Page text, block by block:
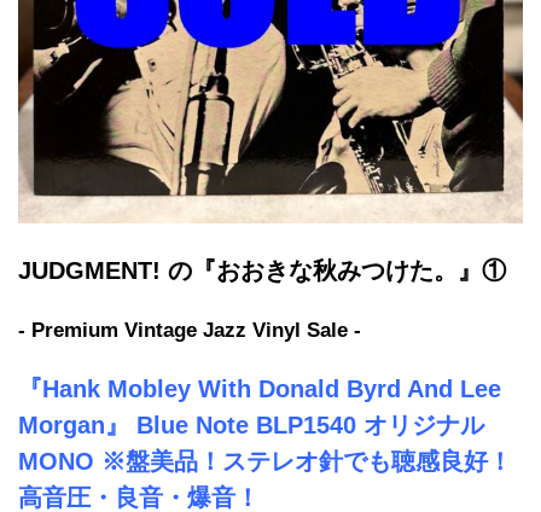
JUDGMENT! の『おおきな秋みつけた。』①
- Premium Vintage Jazz Vinyl Sale -
『Hank Mobley With Donald Byrd And Lee
Morgan』 Blue Note BLP1540 オリジナル
MONO ※盤美品！ステレオ針でも聴感良好！
高音圧・良音・爆音！